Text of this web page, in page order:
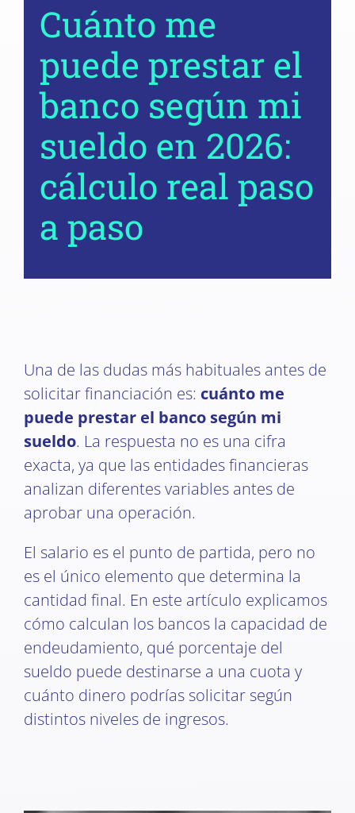
Cuánto me
puede prestar el
banco según mi
sueldo en 2026:
cálculo real paso
a paso
Una de las dudas más habituales antes de
solicitar financiación es: cuánto me
puede prestar el banco según mi
sueldo. La respuesta no es una cifra
exacta, ya que las entidades financieras
analizan diferentes variables antes de
aprobar una operación.
El salario es el punto de partida, pero no
es el único elemento que determina la
cantidad final. En este artículo explicamos
cómo calculan los bancos la capacidad de
endeudamiento, qué porcentaje del
sueldo puede destinarse a una cuota y
cuánto dinero podrías solicitar según
distintos niveles de ingresos.